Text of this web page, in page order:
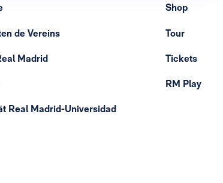
de Vereins
Madrid
Real Madrid-Universidad
Shop
Tour
Tickets
RM Play